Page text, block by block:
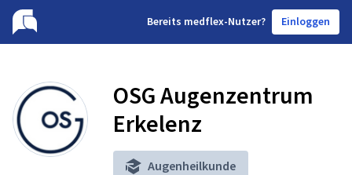
Bereits medflex-Nutzer? Einloggen
OSG Augenzentrum
Erkelenz
Augenheilkunde